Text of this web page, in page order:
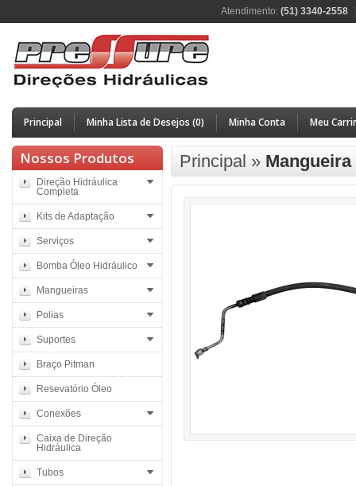
Atendimento: (51) 3340-
Principal Minha Lista de Desejos (0) Minha Conta Meu
Nossos Produtos
Direção Hidráulica
Completa
Kits de Adaptação
Serviços
Bomba Óleo Hidráulico
Mangueiras
Polias
Suportes
Braço Pitman
Resevatório Óleo
Conexões
Caixa de Direção
Hidráulica
Tubos
Principal »